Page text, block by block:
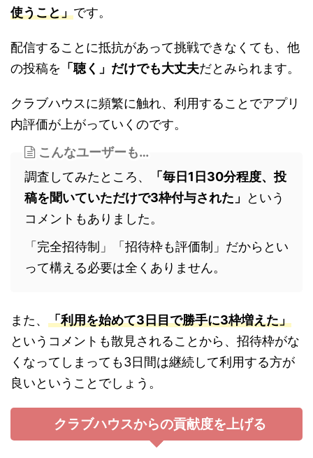
使うこと」です。
配信することに抵抗があって挑戦できなくても、他
の投稿を 「聴く」だけでも大丈夫だとみられます。
クラブハウスに頻繁に触れ、利用することでアプリ
内評価が上がっていくのです。
こんなユーザーも…
調査してみたところ、
「毎日1日30分程度、投
稿を聞いていただけで3枠付与された」
という
コメントもありました。
「完全招待制」「招待枠も評価制」だからとい
って構える必要は全くありません。
また、 「利用を始めて3日目で勝手に3枠増えた」
というコメントも散見されることから、招待枠がな
くなってしまっても3日間は継続して利用する方が
良いということでしょう。
クラブハウスからの貢献度を上げる